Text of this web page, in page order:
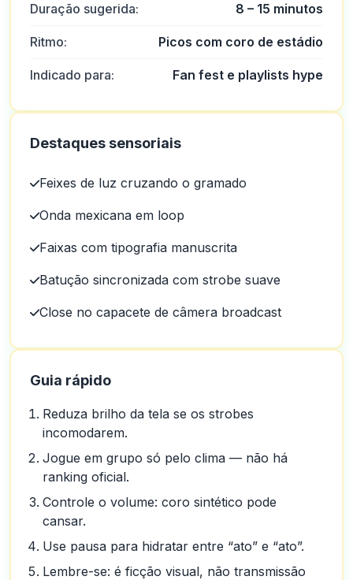
Duração sugerida: 8 – 15 minutos
Ritmo: Picos com coro de estádio
Indicado para: Fan fest e playlists hype
Destaques sensoriais
Feixes de luz cruzando o gramado
Onda mexicana em loop
Faixas com tipografia manuscrita
Batução sincronizada com strobe suave
Close no capacete de câmera broadcast
Guia rápido
Reduza brilho da tela se os strobes
incomodarem.
Jogue em grupo só pelo clima — não há
ranking oficial.
Controle o volume: coro sintético pode
cansar.
Use pausa para hidratar entre “ato” e “ato”.
Lembre-se: é ficção visual, não transmissão